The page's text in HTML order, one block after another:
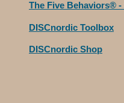
The Five Behaviors®
DISCnordic Toolbox
DISCnordic Shop